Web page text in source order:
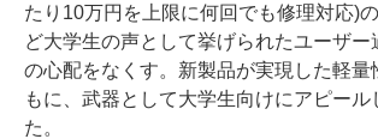
たり10万円を上限に何回でも修理対応)
ど大学生の声として挙げられたユーザー
の心配をなくす。新製品が実現した軽量
もに、武器として大学生向けにアピール
た。